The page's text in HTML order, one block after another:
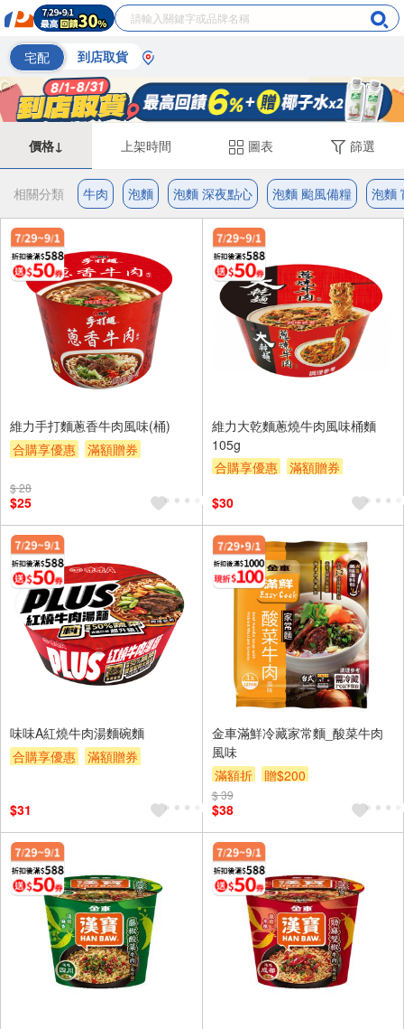
宅配 到店取貨
價格↓ 上架時間 圖表 篩選
相關分類 牛肉 泡麵 泡麵 深夜點心 泡麵 颱風備糧 泡麵
維力手打麵蔥香牛肉風味(桶)
合購享優惠
滿額贈券
$ 28
$25
維力大乾麵蔥燒牛肉風味桶麵
105g
合購享優惠
滿額贈券
$30
味味A紅燒牛肉湯麵碗麵
合購享優惠
滿額贈券
$31
金車滿鮮冷藏家常麵_酸菜牛肉
風味
滿額折
贈$200
$ 39
$38